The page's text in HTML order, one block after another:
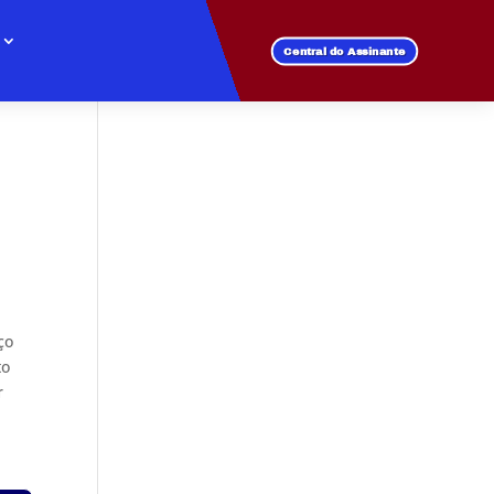
Central do Assinante